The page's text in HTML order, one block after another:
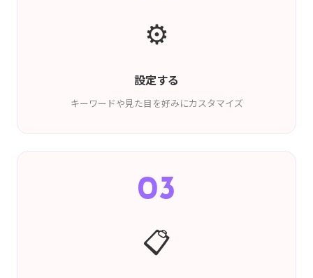
⚙️
設定する
キーワードや見た目を好みにカスタマイズ
03
📋